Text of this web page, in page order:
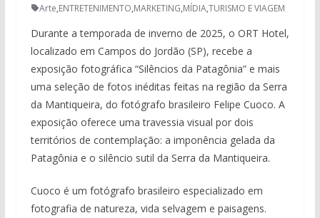
Arte,ENTRETENIMENTO,MARKETING,MÍDIA,TURISMO E VIAGEM
Durante a temporada de inverno de 2025, o ORT Hotel,
localizado em Campos do Jordão (SP), recebe a
exposição fotográfica “Silêncios da Patagônia” e mais
uma seleção de fotos inéditas feitas na região da Serra
da Mantiqueira, do fotógrafo brasileiro Felipe Cuoco. A
exposição oferece uma travessia visual por dois
territórios de contemplação: a imponência gelada da
Patagônia e o silêncio sutil da Serra da Mantiqueira.
Cuoco é um fotógrafo brasileiro especializado em
fotografia de natureza, vida selvagem e paisagens.